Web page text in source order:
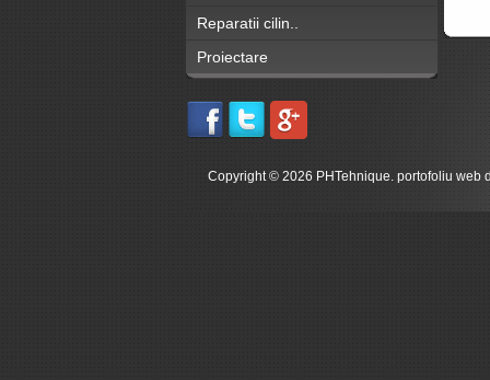
Reparatii cilin..
Proiectare
Copyright © 2026 PHTehnique. portofoliu web